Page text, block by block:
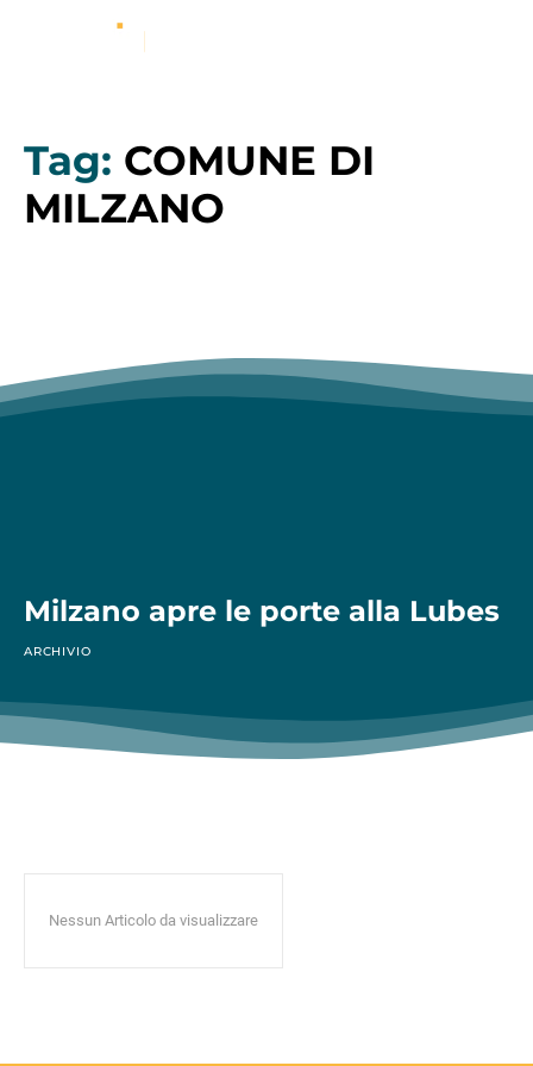
Tag: COMUNE DI
MILZANO
Milzano apre le porte alla Lubes
ARCHIVIO
Nessun Articolo da visualizzare